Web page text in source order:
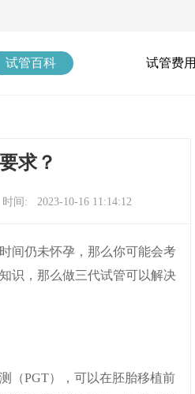
试管百科 试管费用
求？
时间: 2023-10-16 11:14:12
间仍未怀孕，那么你可能会考
识，那么做三代试管可以解决
（PGT），可以在胚胎移植前